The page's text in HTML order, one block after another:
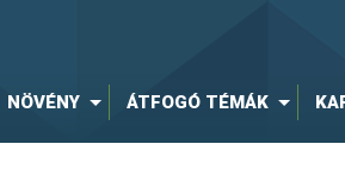
NÖVÉNY ÁTFOGÓ TÉMÁK